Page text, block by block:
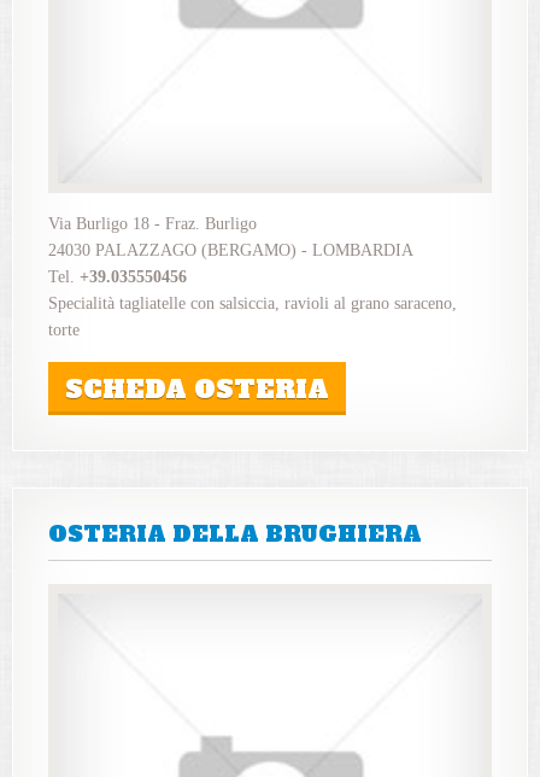
Via Burligo 18 - Fraz. Burligo
24030 PALAZZAGO (BERGAMO) - LOMBARDIA
Tel. +39.035550456
Specialità tagliatelle con salsiccia, ravioli al grano saraceno,
torte
SCHEDA OSTERIA
OSTERIA DELLA BRUGHIERA